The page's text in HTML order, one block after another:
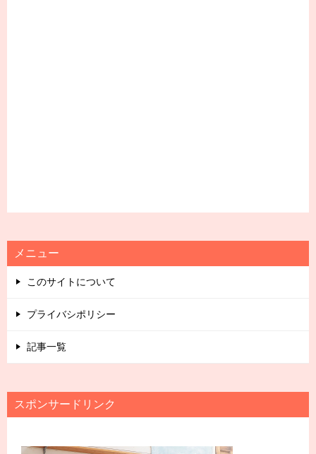
メニュー
このサイトについて
プライバシポリシー
記事一覧
スポンサードリンク